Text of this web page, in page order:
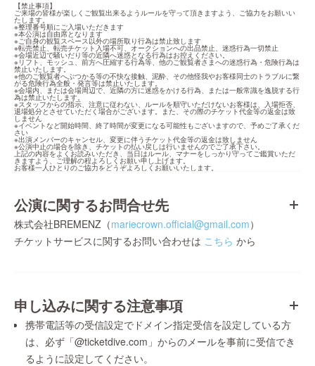
【禁止事項】
ご来場の皆様が楽しくご観覧出来るようルールを守って頂きますよう、ご協力をお願いい
たします。
※整理番号順にご入場いただきます
※本公演は自由席となります
※ご自身の観覧スペース以外の場所取り行為は禁止致します
※転売禁止、転売チケット入場不可、オークションへの出品禁止、迷惑行為一切禁止
※会場近辺で騒いだり等の近隣へ迷惑となる行為はお控えください。
※リフト、モッシュ、前方へ圧縮する行為等、他のご観覧者さまへの迷惑行為・危険行為は
禁止いたします。
※他のご観覧者へぶつかる等の不快な接触、泥酔、その他怪我やお客様同士のトラブルに繋
がる危険行為全般・発言等は禁止いたします。
※会場内、または会場周辺で、近隣の方に迷惑をかける行為、または一般常識を逸脱する行
為は禁止いたします。
※スタッフからの指示、注意に従わない、ルールを順守いただけないお客様は、入場拒否、
退場処分とさせていただく場合がございます。また、その際のチケット代金等の返金は致
しません
※イベントなど開始時間、終了時間が変更になる可能性もございますので、予めご了承くだ
さい
※出演メンバーのキャンセル、変更に伴うチケット代金等の返金は致しません
※公演中止の場合を除き、チケットの払い戻しは行いませんのでご了承下さい。
上記の内容をよくお読みいただき、当日はルール、マナーをしっかり守ってご鑑賞いただ
きますよう、ご理解の程よろしくお願い申し上げます。
お客様一人ひとりのご協力をどうぞよろしくお願いいたします。
公演に関するお問合せ先
株式会社BREMENZ（mariecrown.official@gmail.com）
チケットサービスに関するお問い合わせは こちら から
申し込みに関する注意事項
携帯電話等の受信設定でドメイン指定受信を設定している方
は、必ず「@ticketdive.com」からのメールを事前に受信でき
るように設定してください。